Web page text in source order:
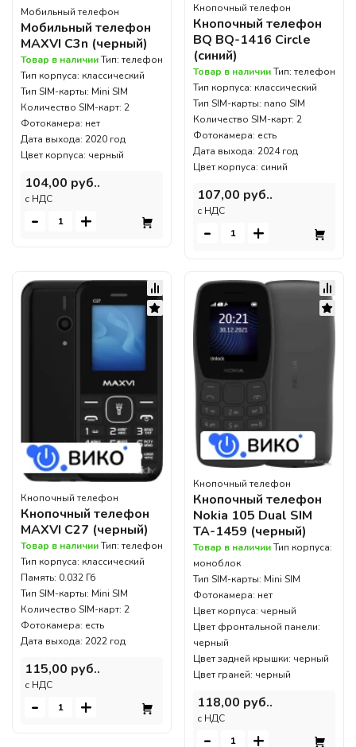
Мобильный телефон
Мобильный телефон
MAXVI C3n (черный)
Товар в наличииТип: телефон
Тип корпуса: классический
Тип SIM-карты: Mini SIM
Количество SIM-карт: 2
Фотокамера: нет
Дата выхода: 2020 год
Цвет корпуса: черный
104,00 руб..
c НДС
- +
Кнопочный телефон
Кнопочный телефон
BQ BQ-1416 Circle
(синий)
Товар в наличииТип: телефон
Тип корпуса: классический
Тип SIM-карты: nano SIM
Количество SIM-карт: 2
Фотокамера: есть
Дата выхода: 2024 год
Цвет корпуса: синий
107,00 руб..
c НДС
- +
Кнопочный телефон
Кнопочный телефон
MAXVI C27 (черный)
Товар в наличииТип: телефон
Тип корпуса: классический
Память: 0.032 Гб
Тип SIM-карты: Mini SIM
Количество SIM-карт: 2
Фотокамера: есть
Дата выхода: 2022 год
115,00 руб..
c НДС
- +
Кнопочный телефон
Кнопочный телефон
Nokia 105 Dual SIM
TA-1459 (черный)
Товар в наличииТип корпуса:
моноблок
Тип SIM-карты: Mini SIM
Фотокамера: нет
Цвет корпуса: черный
Цвет фронтальной панели:
черный
Цвет задней крышки: черный
Цвет граней: черный
118,00 руб..
c НДС
- +